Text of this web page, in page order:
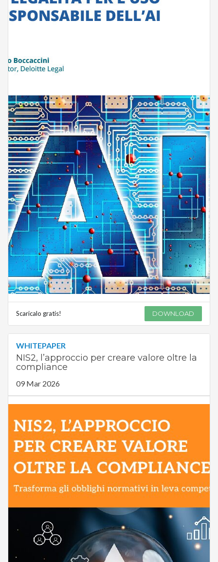
Scaricalo gratis! DOWNLOAD
WHITEPAPER
NIS2, l’approccio per creare valore oltre la
compliance
09 Mar 2026